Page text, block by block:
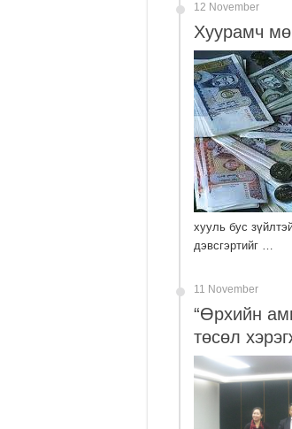
12 November
Хуурамч
хууль бус
дэвсгэртийг …
11 November
“Өрхийн
төсөл